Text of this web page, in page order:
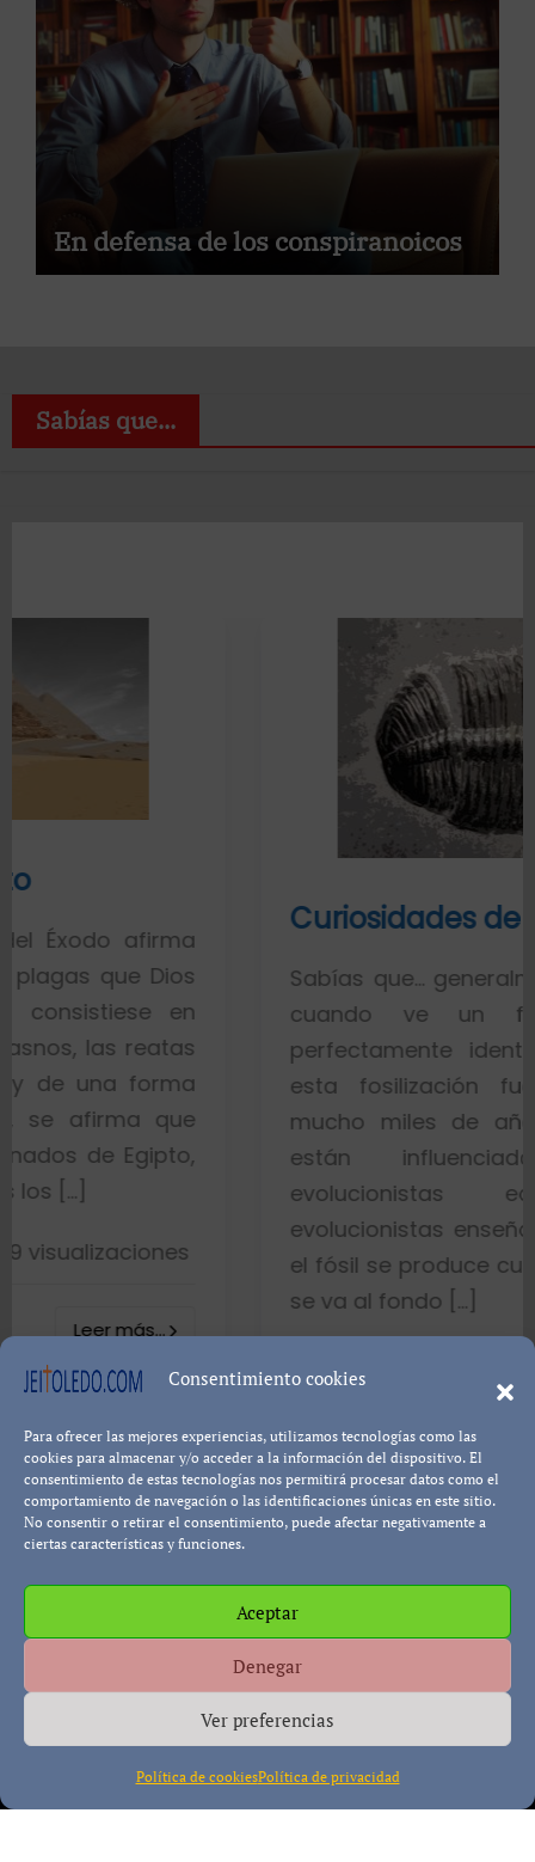
Consentimiento cookies
Para ofrecer las mejores experiencias, utilizamos tecnologías como las
cookies para almacenar y/o acceder a la información del dispositivo. El
consentimiento de estas tecnologías nos permitirá procesar datos como el
comportamiento de navegación o las identificaciones únicas en este sitio.
No consentir o retirar el consentimiento, puede afectar negativamente a
ciertas características y funciones.
Aceptar
Denegar
Ver preferencias
Política de cookiesPolítica de privacidad
En defensa de los conspiranoicos
Sabías que...
en
Curiosidades de los fósiles
Sabías que… generalmente toda la
cuando ve un fósil de
perfectamente identificado
esta fosilización fue un
mucho miles de años. Esto es
están influenciados por
evolucionistas
evolucionistas enseñan con
el fósil se produce cuando el pez
se va al fondo […]
Pablo Blanco Leer
Responsabilidad
Copyright © All rights reserved|Paper News
Themeansar.